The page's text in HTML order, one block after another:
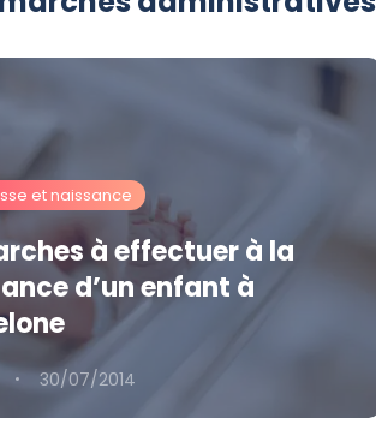
et naissance
à effectuer à la
d’un enfant à
30/07/2014